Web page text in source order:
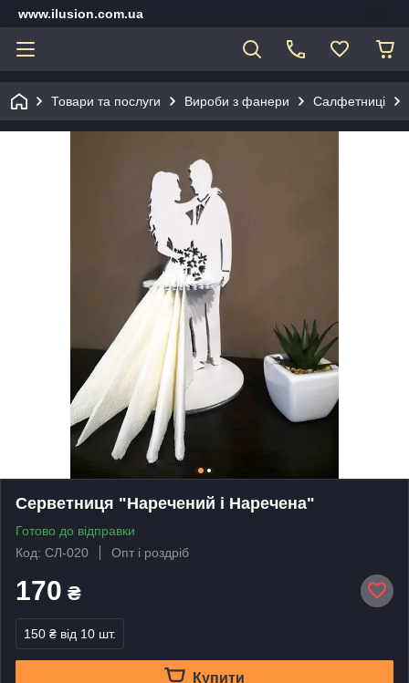
www.ilusion.com.ua
Товари та послуги Вироби з фанери Салфетниці
Серветниця "Наречений і Наречена"
Готово до відправки
Код: СЛ-020
Опт і роздріб
170 ₴
150 ₴ від 10 шт.
Купити